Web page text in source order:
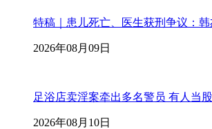
特稿｜患儿死亡、医生获刑争议：韩
2026年08月09日
足浴店卖淫案牵出多名警员 有人当
2026年08月10日